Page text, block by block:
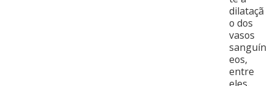
dilataçã
o dos
vasos
sanguín
eos,
entre
eles,